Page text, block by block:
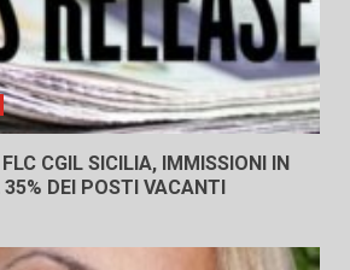
CGIL SICILIA, IMMISSIONI IN
DEI POSTI VACANTI